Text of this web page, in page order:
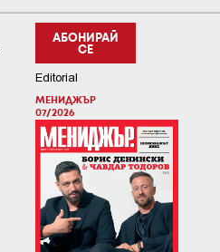
АБОНИРАЙ
СЕ
Editorial
МЕНИДЖЪР
07/2026